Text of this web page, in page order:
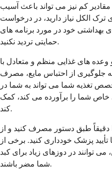
کم نیز می تواند باعث آسیب
ترک الکل نیاز دارید، در درخواست
بهداشتی خود در مورد برنامه های
حمایتی تردید نکنید.
وعده های غذایی منظم و متعادل با
جلوگیری از احتباس مایع، مصرف
تغذیه شما می تواند به شما در
خاص شما را برآورده می کند، کمک
کند.
دقیقاً طبق دستور مصرف کنید و از
پزشک خودداری کنید. برخی از
می توانند در دوزهای زیاد برای کبد
شما مضر باشند.